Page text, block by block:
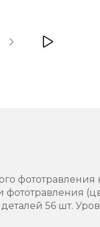
фототравления
фототравления
56 шт.